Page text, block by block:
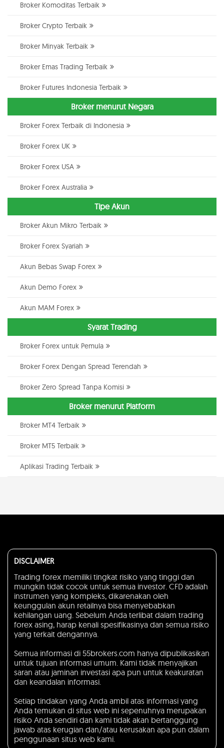
Broker Komoditas Terbaik
Broker Crypto Terbaik
Broker Minyak Terbaik
Broker Emas Trading Terbaik
Broker Futures Indonesia Terbaik
Broker menurut Negara
Broker Forex Terbaik di Indonesia
Broker Forex UK
Broker Forex USA
Broker Forex Australia
Tipe Akun
Broker Akun Mikro Terbaik
Broker Forex Syariah
Akun Bebas Swap Forex
Akun Demo Forex
Akun MAM Forex
Syarat Trading
Broker Forex untuk Pemula
Broker Forex Dengan Spread Terendah
Broker Zero Spread Tanpa Komisi
Broker menurut Platform
Broker MT4 Terbaik
Broker MT5 Terbaik
Aplikasi Trading Terbaik
DISCLAIMER
Trading forex memiliki tingkat risiko yang tinggi dan
mungkin tidak cocok untuk semua investor. CFD adalah
instrumen yang kompleks, dikarenakan oleh
keunggulan akun retailnya bisa menyebabkan
kehilangan uang. Sebelum Anda terlibat dalam trading
forex asing, harap kenali spesifikasinya dan semua risiko
yang terkait dengannya.
Semua informasi di 55brokers.com hanya dipublikasikan
untuk tujuan informasi umum. Kami tidak menyajikan
saran atau jaminan investasi apa pun untuk keakuratan
dan keandalan informasi.
Setiap tindakan yang Anda ambil atas informasi yang
Anda temukan di situs web ini sepenuhnya merupakan
risiko Anda sendiri dan kami tidak akan bertanggung
jawab atas kerugian dan/atau kerusakan apa pun dalam
penggunaan situs web kami.